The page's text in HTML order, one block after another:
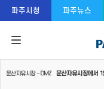
파주시청 파주뉴스